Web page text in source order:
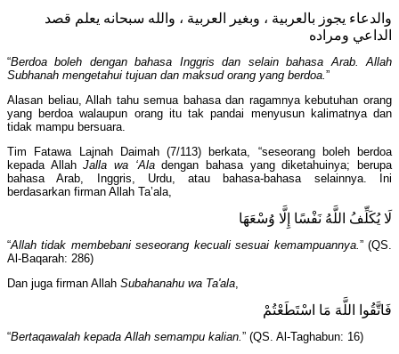
والدعاء يجوز بالعربية ، وبغير العربية ، والله سبحانه يعلم قصد
الداعي ومراده
“Berdoa boleh dengan bahasa Inggris dan selain bahasa Arab. Allah
Subhanah mengetahui tujuan dan maksud orang yang berdoa.”
Alasan beliau, Allah tahu semua bahasa dan ragamnya kebutuhan orang
yang berdoa walaupun orang itu tak pandai menyusun kalimatnya dan
tidak mampu bersuara.
Tim Fatawa Lajnah Daimah (7/113) berkata, “seseorang boleh berdoa
kepada AllahJalla wa ‘Aladengan bahasa yang diketahuinya; berupa
bahasa Arab, Inggris, Urdu, atau bahasa-bahasa selainnya. Ini
berdasarkan firman Allah Ta’ala,
لَا يُكَلِّفُ اللَّهُ نَفْسًا إِلَّا وُسْعَهَا
“Allah tidak membebani seseorang kecuali sesuai kemampuannya.” (QS.
Al-Baqarah: 286)
Dan juga firman Allah Subahanahu wa Ta'ala,
فَاتَّقُوا اللَّهَ مَا اسْتَطَعْتُمْ
“Bertaqawalah kepada Allah semampu kalian.” (QS. Al-Taghabun: 16)